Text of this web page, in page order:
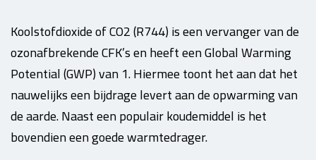
Koolstofdioxide of CO2(R744) is een vervanger van de
ozonafbrekende CFK’s en heeft een Global Warming
Potential (GWP) van 1. Hiermee toont het aan dat het
nauwelijks een bijdrage levert aan de opwarming van
de aarde. Naast een populair koudemiddel is het
bovendien een goede warmtedrager.